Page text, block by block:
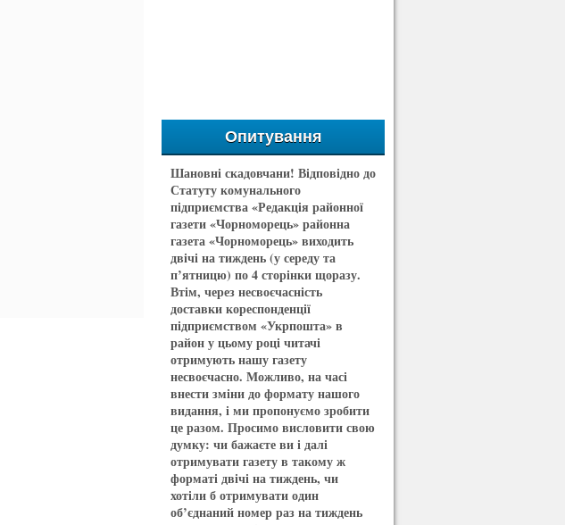
Опитування
Шановні скадовчани! Відповідно до
Статуту комунального
підприємства «Редакція районної
газети «Чорноморець» районна
газета «Чорноморець» виходить
двічі на тиждень (у середу та
п’ятницю) по 4 сторінки щоразу.
Втім, через несвоєчасність
доставки кореспонденції
підприємством «Укрпошта» в
район у цьому році читачі
отримують нашу газету
несвоєчасно. Можливо, на часі
внести зміни до формату нашого
видання, і ми пропонуємо зробити
це разом. Просимо висловити свою
думку: чи бажаєте ви і далі
отримувати газету в такому ж
форматі двічі на тиждень, чи
хотіли б отримувати один
об’єднаний номер раз на тиждень